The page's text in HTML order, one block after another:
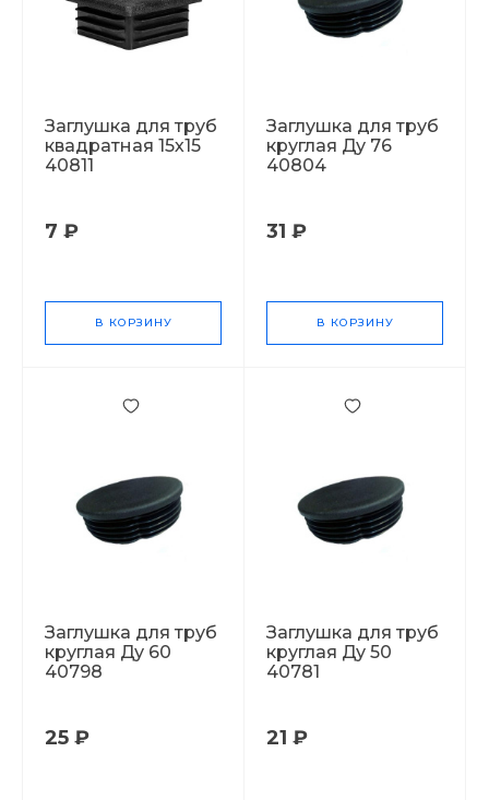
Заглушка для труб
квадратная 15х15
40811
7 ₽
В КОРЗИНУ
Заглушка для труб
круглая Ду 76
40804
31 ₽
В КОРЗИНУ
Заглушка для труб
круглая Ду 60
40798
25 ₽
Заглушка для труб
круглая Ду 50
40781
21 ₽